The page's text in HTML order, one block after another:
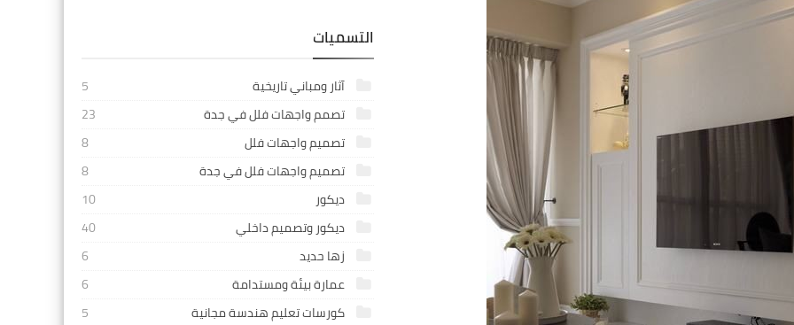
التسميات
آثار ومباني تاريخية
5
تصمم واجهات فلل في جدة
23
تصميم واجهات فلل
8
تصميم واجهات فلل في جدة
8
ديكور
10
ديكور وتصميم داخلي
40
زها حديد
6
عمارة بيئة ومستدامة
6
كورسات تعليم هندسة مجانية
5